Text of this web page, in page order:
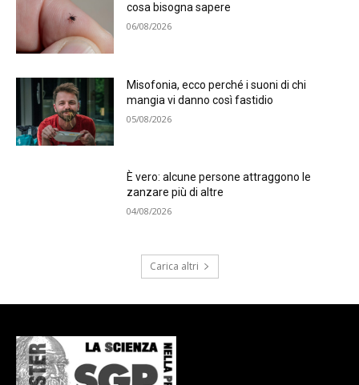
cosa bisogna sapere
06/08/2026
Misofonia, ecco perché i suoni di chi
mangia vi danno così fastidio
05/08/2026
È vero: alcune persone attraggono le
zanzare più di altre
04/08/2026
Carica altri